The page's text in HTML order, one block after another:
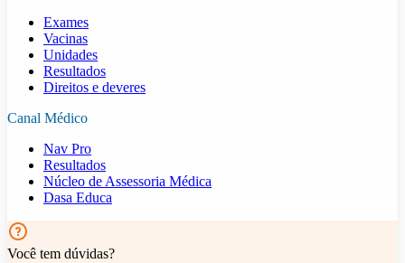
Exames
Vacinas
Unidades
Resultados
Direitos e deveres
Canal Médico
Nav Pro
Resultados
Núcleo de Assessoria Médica
Dasa Educa
Você tem dúvidas?